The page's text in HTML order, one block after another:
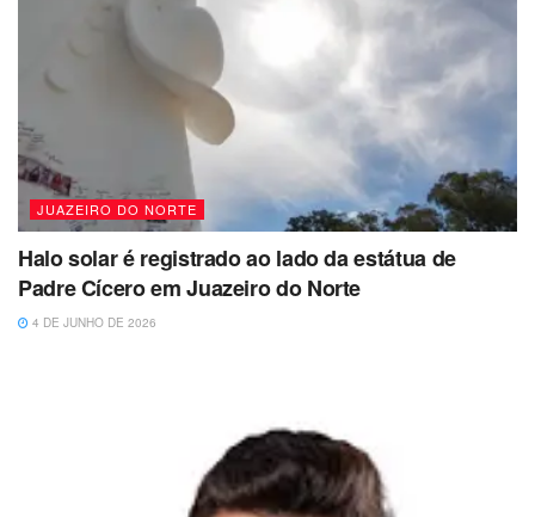
JUAZEIRO DO NORTE
Halo solar é registrado ao lado da estátua de
Padre Cícero em Juazeiro do Norte
4 DE JUNHO DE 2026